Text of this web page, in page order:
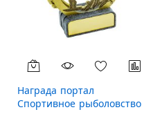
Награда портал
Спортивное рыболовство